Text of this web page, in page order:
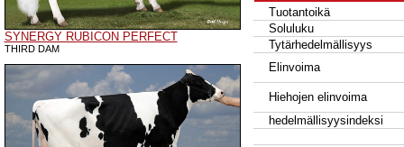
SYNERGY RUBICON PERFECT
THIRD DAM
Tuotantoikä
Soluluku
Tytärhedelmällisyys
Elinvoima
Hiehojen elinvoima
hedelmällisyysindeksi